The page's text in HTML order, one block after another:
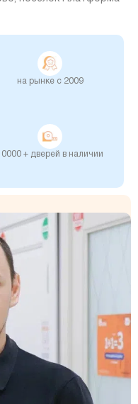
на рынке c 2009
+ дверей в наличии